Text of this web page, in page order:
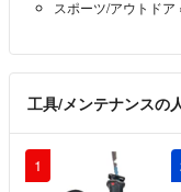
スポーツ/アウトドア ›
工具/メンテナンスの
1